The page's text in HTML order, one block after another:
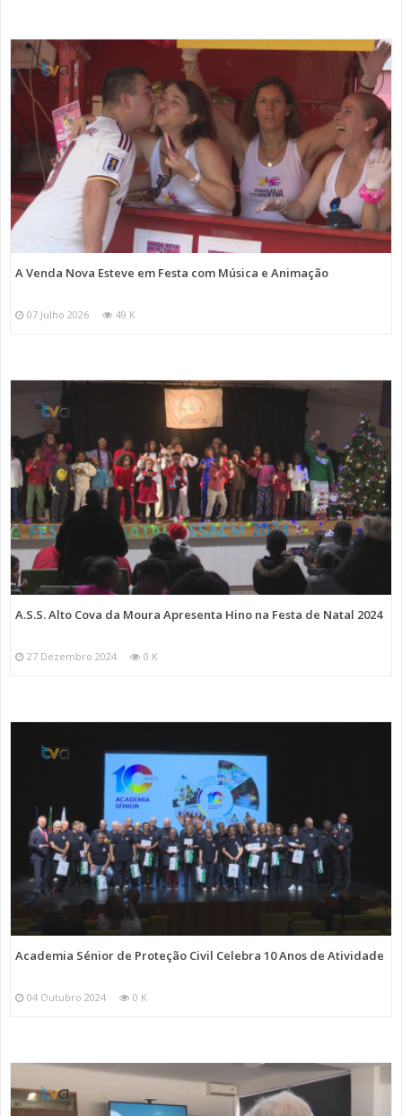
A Venda Nova Esteve em Festa com Música e Animação
07 Julho 2026 49 K
A.S.S. Alto Cova da Moura Apresenta Hino na Festa de Natal 2024
27 Dezembro 2024 0 K
Academia Sénior de Proteção Civil Celebra 10 Anos de Atividade
04 Outubro 2024 0 K